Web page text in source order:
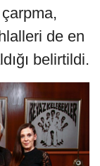
de en
belirtildi.